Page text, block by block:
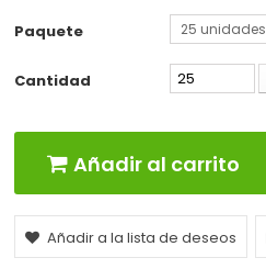
Paquete 25 unidades
Cantidad
Añadir al carrito
Añadir a la lista de deseos